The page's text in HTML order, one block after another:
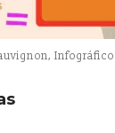
Infográfico